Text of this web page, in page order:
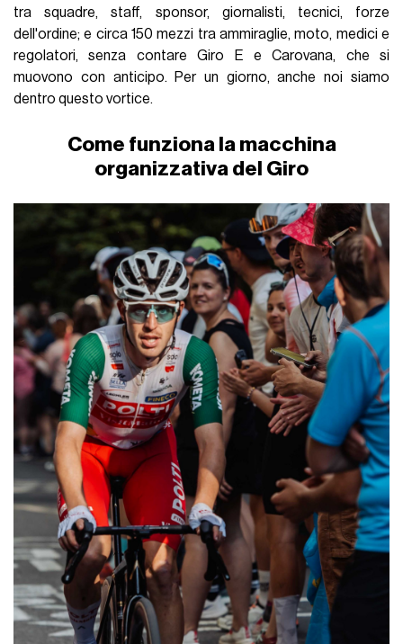
tra squadre, staff, sponsor, giornalisti, tecnici, forze
dell'ordine; e circa 150 mezzi tra ammiraglie, moto, medici e
regolatori, senza contare Giro E e Carovana, che si
muovono con anticipo. Per un giorno, anche noi siamo
dentro questo vortice.
Come funziona la macchina
organizzativa del Giro